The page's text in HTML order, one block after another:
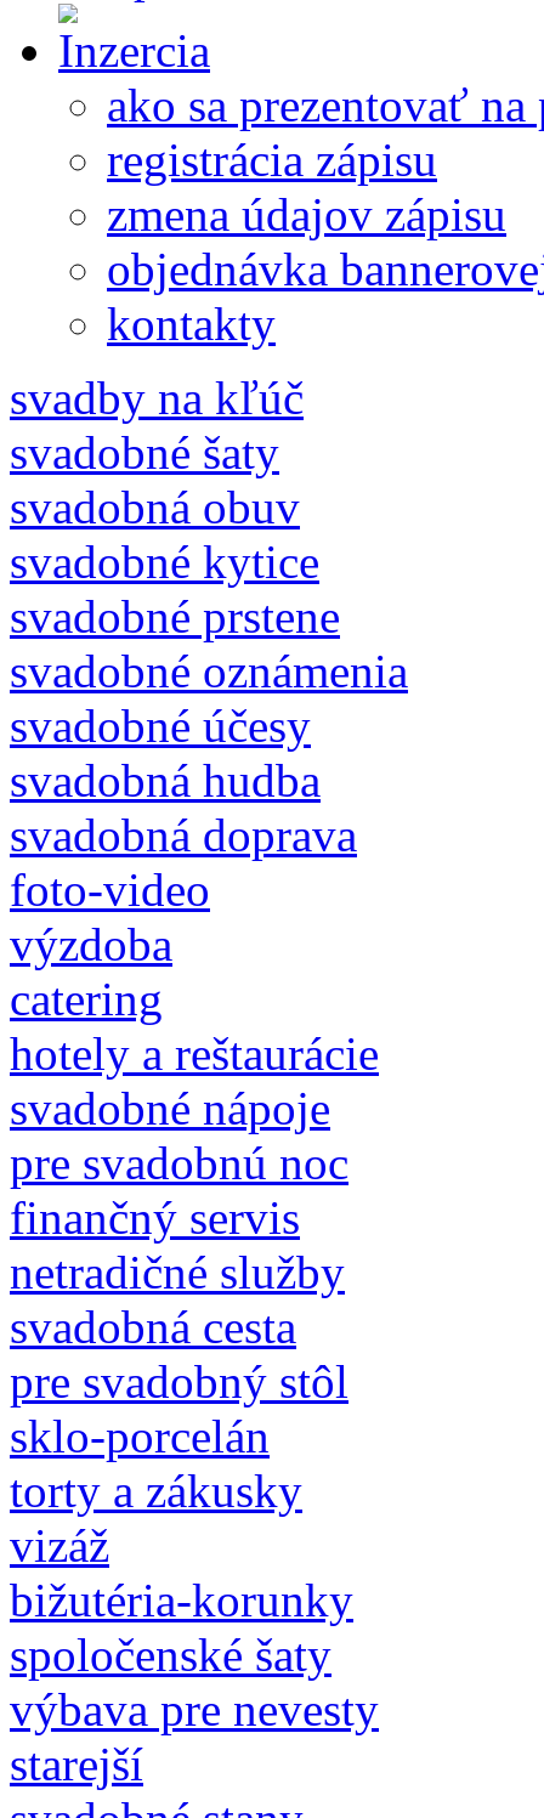
ako sa prezentovať
registrácia zápisu
zmena údajov zápisu
objednávka
kontakty
svadby na kľúč
svadobné šaty
svadobná obuv
svadobné kytice
svadobné prstene
svadobné oznámenia
svadobné účesy
svadobná hudba
svadobná doprava
foto-video
výzdoba
catering
hotely a reštaurácie
svadobné nápoje
pre svadobnú noc
finančný servis
netradičné služby
svadobná cesta
pre svadobný stôl
sklo-porcelán
torty a zákusky
vizáž
bižutéria-korunky
spoločenské šaty
výbava pre nevesty
starejší